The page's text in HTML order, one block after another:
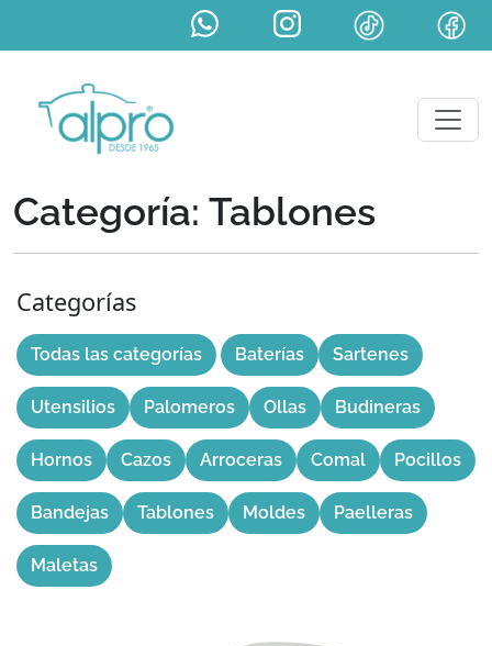
Categoría: Tablones
Categorías
Todas las categorías Baterías Sartenes
Utensilios Palomeros Ollas Budineras
Hornos Cazos Arroceras Comal Pocillos
Bandejas Tablones Moldes Paelleras
Maletas